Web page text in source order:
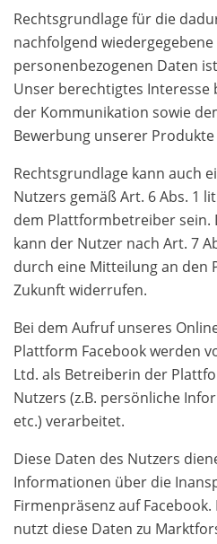
Rechtsgrundlage für die
nachfolgend
personenbezogenen Daten
Unser berechtigtes Interesse
der Kommunikation sowie
Bewerbung unserer
Rechtsgrundlage kann auch
Nutzers gemäß Art. 6 Abs. 1
dem Plattformbetreiber sein.
kann der Nutzer nach Art. 7
durch eine Mitteilung an
Zukunft widerrufen.
Bei dem Aufruf unseres
Plattform Facebook werden
Ltd. als Betreiberin der
Nutzers (z.B. persönliche
etc.) verarbeitet.
Diese Daten des Nutzers
Informationen über die
Firmenpräsenz auf
nutzt diese Daten zu